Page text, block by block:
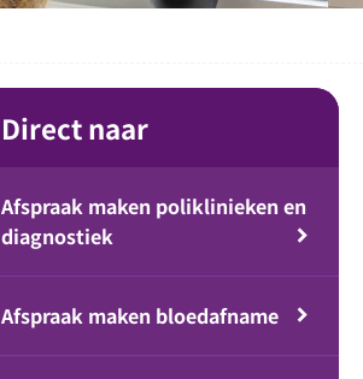
Direct naar
Afspraak maken poliklinieken en
diagnostiek
Afspraak maken bloedafname